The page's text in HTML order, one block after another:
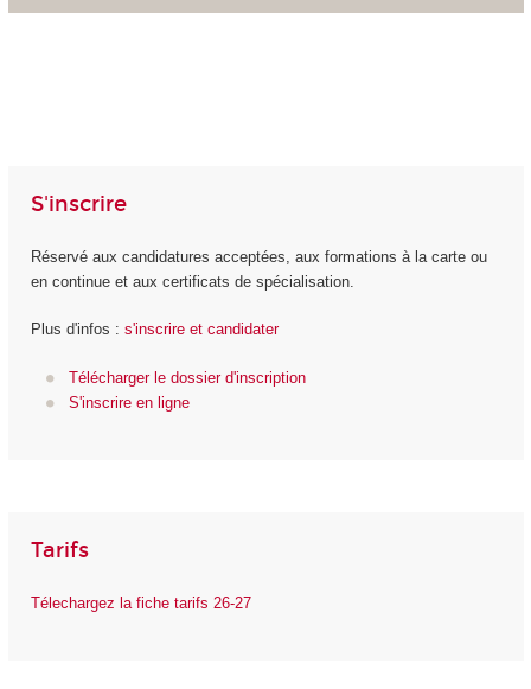
S'inscrire
Réservé aux candidatures acceptées, aux formations à la carte ou
en continue et aux certificats de spécialisation.
Plus d'infos : s'inscrire et candidater
Télécharger le dossier d'inscription
S'inscrire en ligne
Tarifs
Télechargez la fiche tarifs 26-27